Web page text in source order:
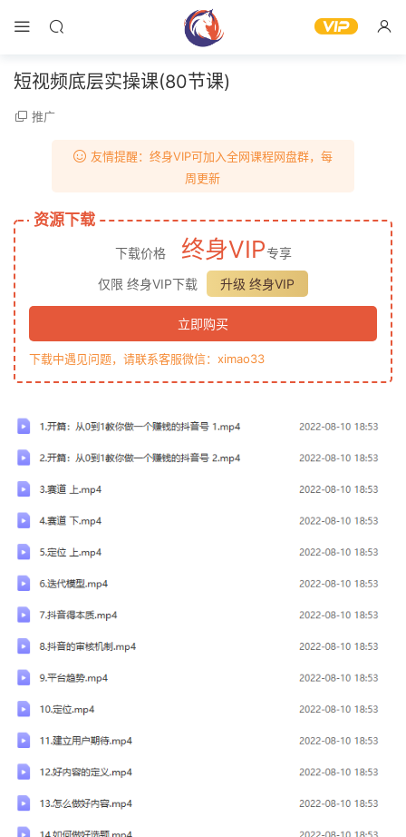
短视频底层实操课(80节课)
推广
友情提醒：终身VIP可加入全网课程网盘群，每
周更新
资源下载
下载价格 终身VIP专享
仅限 终身VIP下载
升级 终身VIP
立即购买
下载中遇见问题，请联系客服微信：ximao33